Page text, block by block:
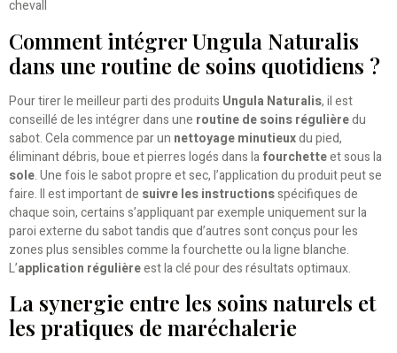
Comment intégrer Ungula Naturalis
dans une routine de soins quotidiens ?
Pour tirer le meilleur parti des produits Ungula Naturalis, il est
conseillé de les intégrer dans une routine de soins régulièredu
sabot. Cela commence par un nettoyage minutieuxdu pied,
éliminant débris, boue et pierres logés dans lafourchetteet sous la
sole. Une fois le sabot propre et sec, l’application du produit peut se
faire. Il est important de suivre les instructionsspécifiques de
chaque soin, certains s’appliquant par exemple uniquement sur la
paroi externe du sabot tandis que d’autres sont conçus pour les
zones plus sensibles comme la fourchette ou la ligne blanche.
L’application régulièreest la clé pour des résultats optimaux.
La synergie entre les soins naturels et
les pratiques de maréchalerie